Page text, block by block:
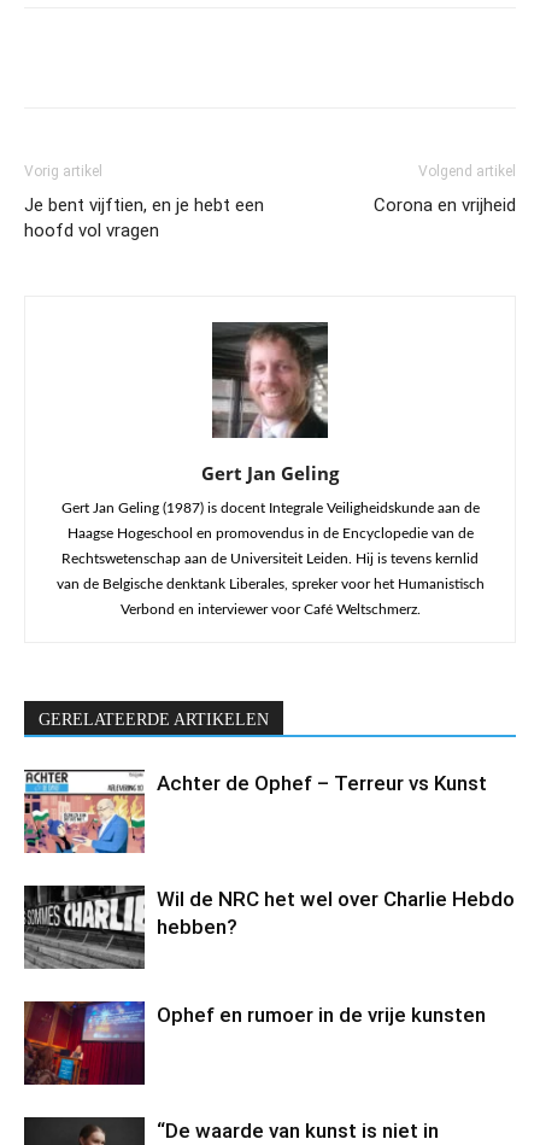
Vorig artikel
Je bent vijftien, en je hebt een
hoofd vol vragen
Volgend artikel
Corona en vrijheid
Gert Jan Geling
Gert Jan Geling (1987) is docent Integrale Veiligheidskunde aan de
Haagse Hogeschool en promovendus in de Encyclopedie van de
Rechtswetenschap aan de Universiteit Leiden. Hij is tevens kernlid
van de Belgische denktank Liberales, spreker voor het Humanistisch
Verbond en interviewer voor Café Weltschmerz.
GERELATEERDE ARTIKELEN
Achter de Ophef – Terreur vs Kunst
Wil de NRC het wel over Charlie Hebdo
hebben?
Ophef en rumoer in de vrije kunsten
“De waarde van kunst is niet in